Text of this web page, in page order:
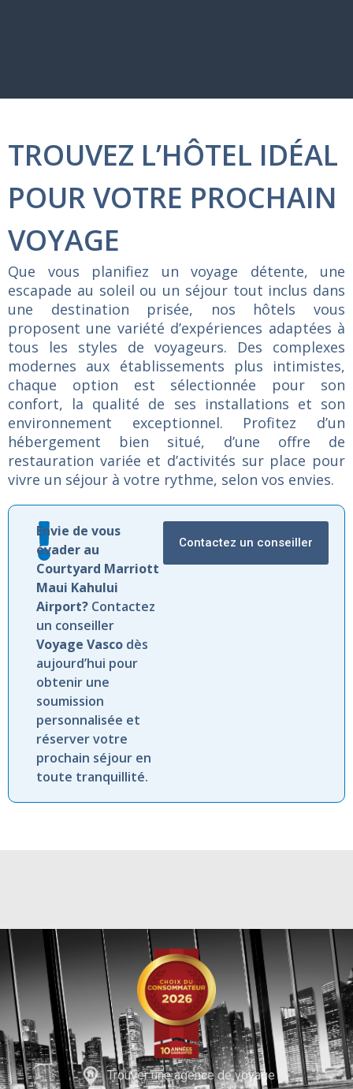
TROUVEZ L’HÔTEL IDÉAL
POUR VOTRE PROCHAIN
VOYAGE
Que vous planifiez un voyage détente, une
escapade au soleil ou un séjour tout inclus dans
une destination prisée, nos hôtelsvous
proposent une variété d’expériences adaptées à
tous les styles de voyageurs. Des complexes
modernes aux établissements plus intimistes,
chaque option est sélectionnée pour son
confort, la qualité de ses installations et son
environnement exceptionnel. Profitez d’un
hébergement bien situé, d’une offre de
restauration variée et d’activités sur place pour
vivre un séjour à votre rythme, selon vos envies.
Envie de vous
évader au
Courtyard Marriott
Maui Kahului
Airport?Contactez
un conseiller
Voyage Vascodès
aujourd’hui pour
obtenir une
soumission
personnalisée et
réserver votre
prochain séjour en
toute tranquillité.
Contactez un conseiller
Trouver une agence de voyage